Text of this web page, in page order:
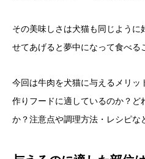
その美味しさは犬猫も同じように
せてあげると夢中になって食べる
今回は牛肉を犬猫に与えるメリ
作りフードに適しているのか？
か？注意点や調理方法・レシピな